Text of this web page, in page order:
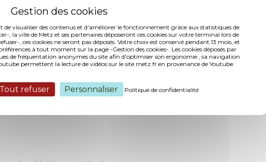
de visualiser des contenus et d'améliorer le fonctionnement grâce aux statistiques de
, la ville de Metz et ses partenaires déposeront ces cookies sur votre terminal lors de
, ces cookies ne seront pas déposés. Votre choix est conservé pendant 13 mois, et
à tout moment sur la page -Gestion des cookies-. Les cookies déposés par
de fréquentation anonymes du site afin d'optimiser son ergonomie , sa navigation
permettent la lecture de vidéos sur le site metz.fr en provenance de Youtube.
Tout refuser Personnaliser Politique de confidentialité